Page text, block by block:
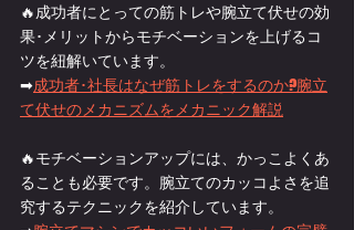
🔥成功者にとっての筋トレや腕立て伏せの効
果･メリットからモチベーションを上げるコ
ツを紐解いています。
➡成功者･社長はなぜ筋トレをするのか?腕立
て伏せのメカニズムをメカニック解説
🔥モチベーションアップには、かっこよくあ
ることも必要です。腕立てのカッコよさを追
究するテクニックを紹介しています。